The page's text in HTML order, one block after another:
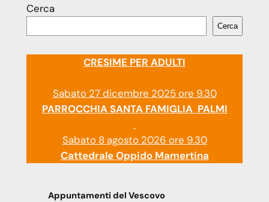
Cerca
Cerca
CRESIME PER ADULTI
Sabato 27 dicembre 2025 ore 9.30
PARROCCHIA SANTA FAMIGLIA PALMI
Sabato 8 agosto 2026 ore 9.30
Cattedrale Oppido Mamertina
Appuntamenti del Vescovo